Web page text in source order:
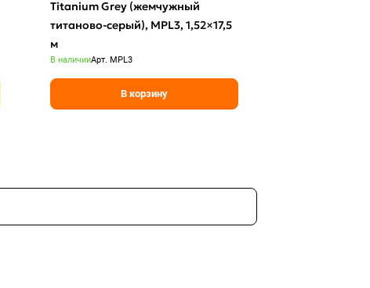
Titanium Grey (жемчужный
титаново-серый), MPL3, 1,52×17,5
м
В наличииАрт. MPL3
В корзину